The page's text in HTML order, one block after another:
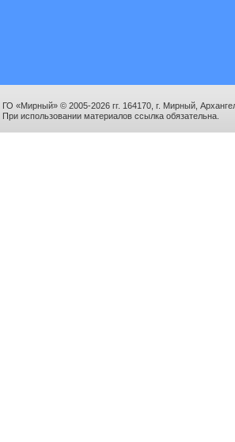
ГО «Мирный» © 2005-2026 гг. 164170, г. Мирный,
При использовании материалов ссылка обязательна.